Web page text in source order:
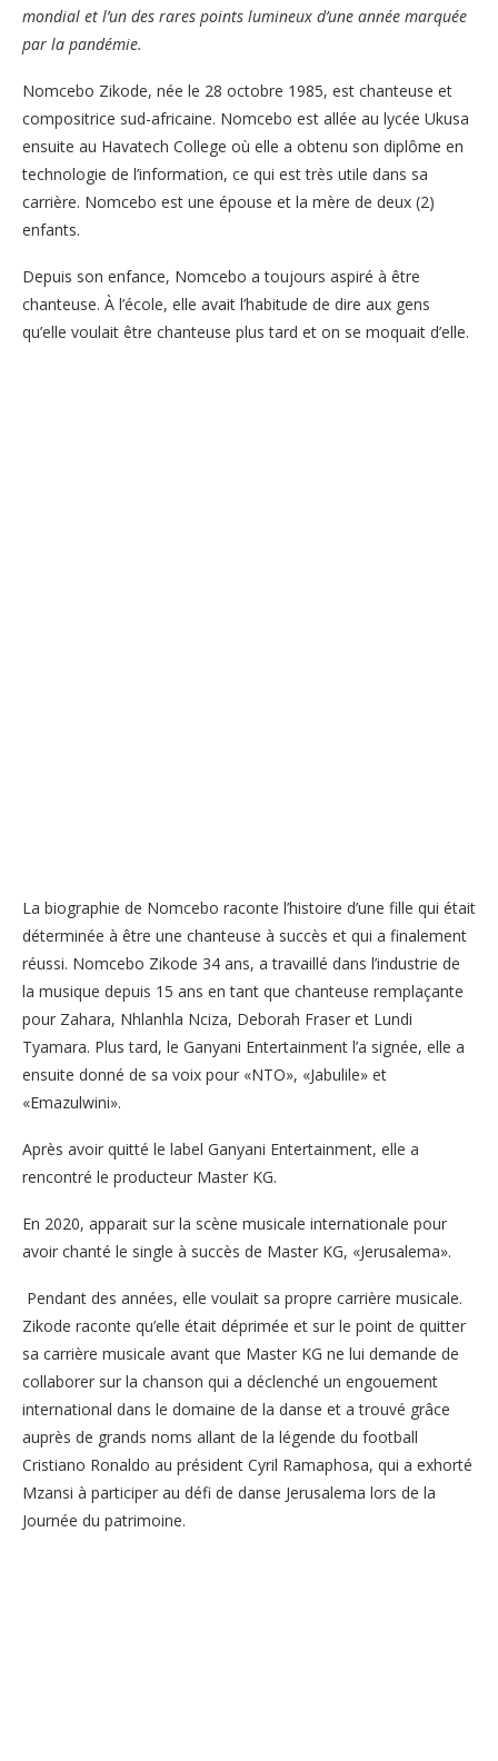
mondial et l’un des rares points lumineux d’une année marquée
par la pandémie.
Nomcebo Zikode, née le 28 octobre 1985, est chanteuse et
compositrice sud-africaine. Nomcebo est allée au lycée Ukusa
ensuite au Havatech College où elle a obtenu son diplôme en
technologie de l’information, ce qui est très utile dans sa
carrière. Nomcebo est une épouse et la mère de deux (2)
enfants.
Depuis son enfance, Nomcebo a toujours aspiré à être
chanteuse. À l’école, elle avait l’habitude de dire aux gens
qu’elle voulait être chanteuse plus tard et on se moquait d’elle.
La biographie de Nomcebo raconte l’histoire d’une fille qui était
déterminée à être une chanteuse à succès et qui a finalement
réussi. Nomcebo Zikode 34 ans, a travaillé dans l’industrie de
la musique depuis 15 ans en tant que chanteuse remplaçante
pour Zahara, Nhlanhla Nciza, Deborah Fraser et Lundi
Tyamara. Plus tard, le Ganyani Entertainment l’a signée, elle a
ensuite donné de sa voix pour «NTO», «Jabulile» et
«Emazulwini».
Après avoir quitté le label Ganyani Entertainment, elle a
rencontré le producteur Master KG.
En 2020, apparait sur la scène musicale internationale pour
avoir chanté le single à succès de Master KG, «Jerusalema».
Pendant des années, elle voulait sa propre carrière musicale.
Zikode raconte qu’elle était déprimée et sur le point de quitter
sa carrière musicale avant que Master KG ne lui demande de
collaborer sur la chanson qui a déclenché un engouement
international dans le domaine de la danse et a trouvé grâce
auprès de grands noms allant de la légende du football
Cristiano Ronaldo au président Cyril Ramaphosa, qui a exhorté
Mzansi à participer au défi de danse Jerusalema lors de la
Journée du patrimoine.